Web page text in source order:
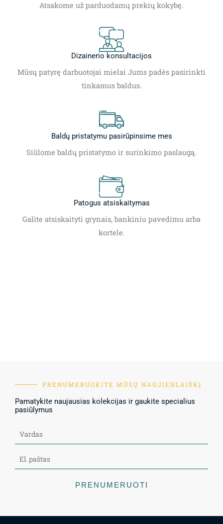
Atsakome už parduodamų prekių kokybę.
Dizainerio konsultacijos
Mūsų patyrę darbuotojai mielai Jums padės pasirinkti
tinkamus baldus.
Baldų pristatymu pasirūpinsime mes
Siūlome baldų pristatymo ir surinkimo paslaugą.
Patogus atsiskaitymas
Galite atsiskaityti grynais, bankiniu pavedimu arba
kortele.
PRENUMERUOKITE MŪSŲ NAUJIENLAIŠKĮ
Pamatykite naujausias kolekcijas ir gaukite specialius
pasiūlymus
PRENUMERUOTI